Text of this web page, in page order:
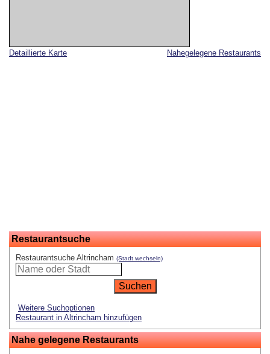
Nahegelegene Restaurants
Detaillierte Karte
Restaurantsuche
Restaurantsuche Altrincham (Stadt wechseln)
Weitere Suchoptionen
Restaurant in Altrincham hinzufügen
Nahe gelegene Restaurants